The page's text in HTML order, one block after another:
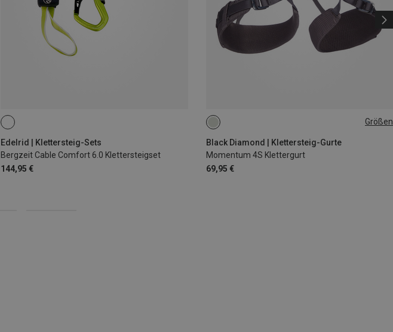
Edelrid | Klettersteig-Sets
Bergzeit Cable Comfort 6.0 Klettersteigset
144,95 €
Größen
Black Diamond | Klettersteig-Gurte
Momentum 4S Klettergurt
69,95 €
L - XL